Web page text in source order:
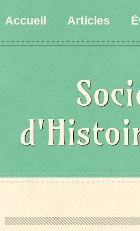
Accueil Articles